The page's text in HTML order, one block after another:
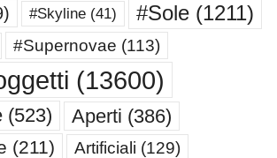
#Skyline (41) #Sole (1211)
#Supernovae (113)
(13600)
(523) Aperti (386)
(211) Artificiali (129)